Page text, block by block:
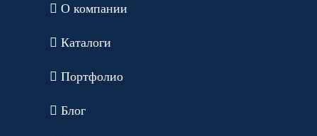
О компании
Каталоги
Портфолио
Блог